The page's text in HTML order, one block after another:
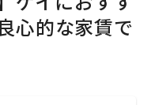
心的な家賃で